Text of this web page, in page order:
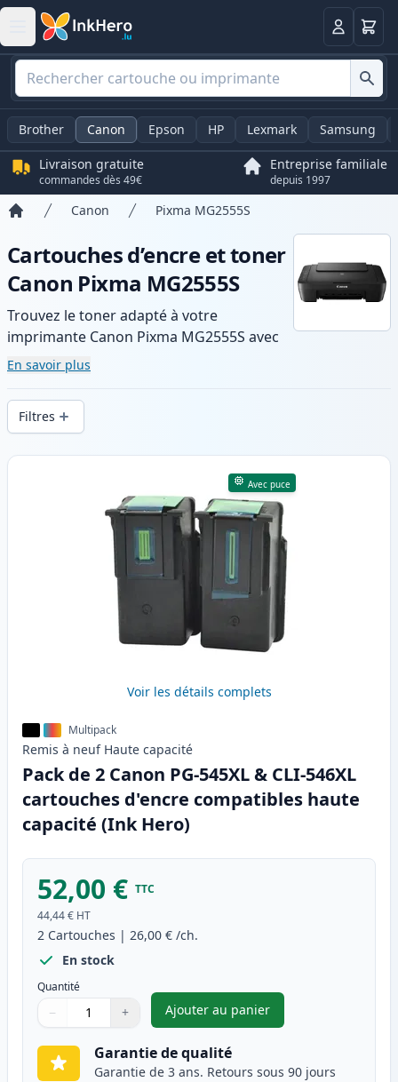
Panier
Brother Canon Epson HP Lexmark Samsung
Livraison gratuite
commandes dès 49€
Entreprise familiale
depuis 1997
Canon Pixma MG2555S
Cartouches d’encre et toner
Canon Pixma MG2555S
Trouvez le toner adapté à votre
imprimante Canon Pixma MG2555S avec
notre gamme de cartouches compatibles
et haute capacité. Profitez d’une qualité
d’impression constante et d’une livraison
rapide depuis un stock local en .
En savoir plus
Filtres
Produits
Avec puce
Voir les détails complets
Multipack
Remis à neuf Haute capacité
Pack de 2 Canon PG-545XL & CLI-546XL
cartouches d'encre compatibles haute
capacité (Ink Hero)
52,00 € TTC
44,44 € HT
2 Cartouches | 26,00 € /ch.
En stock
Quantité
Quantité
Utilisez les boutons pour ajuster
− +
Quantité
Ajouter au panier
,Pack de 2 Canon PG-545XL
Garantie de qualité
Garantie de 3 ans. Retours sous 90 jours